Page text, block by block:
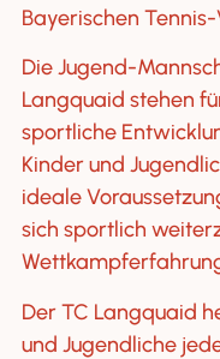
Bayerischen
Die Jugend-
Langquaid stehen
sportliche
Kinder und
ideale
sich sportlich
Der TC Langquaid
und Jugendliche